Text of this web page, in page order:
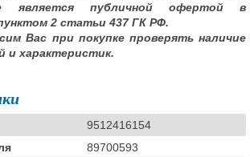
является публичной офертой в
2 статьи 437 ГК РФ.
Вас при покупке проверять наличие
и характеристик.
9512416154
89700593